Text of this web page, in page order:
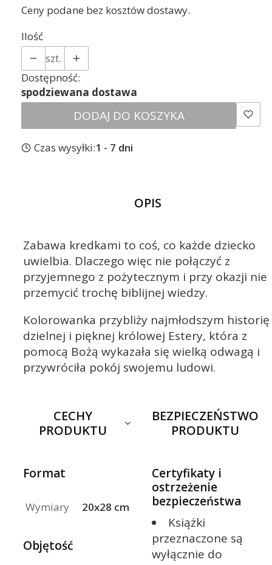
Ceny podane bez kosztów dostawy.
Ilość
szt.
Dostępność:
spodziewana dostawa
DODAJ DO KOSZYKA
Czas wysyłki:1 - 7 dni
OPIS
Zabawa kredkami to coś, co każde dziecko
uwielbia. Dlaczego więc nie połączyć z
przyjemnego z pożytecznym i przy okazji nie
przemycić trochę biblijnej wiedzy.
Kolorowanka przybliży najmłodszym historię
dzielnej i pięknej królowej Estery, która z
pomocą Bożą wykazała się wielką odwagą i
przywróciła pokój swojemu ludowi.
CECHY
PRODUKTU
Format
Wymiary 20x28 cm
Objętość
BEZPIECZEŃSTWO
PRODUKTU
Certyfikaty i
ostrzeżenie
bezpieczeństwa
Książki
przeznaczone są
wyłącznie do